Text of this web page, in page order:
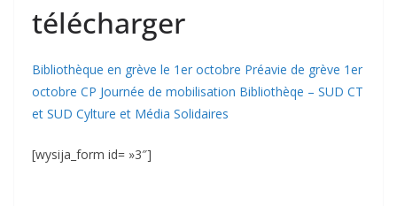
télécharger
Bibliothèque en grève le 1er octobre Préavie de grève 1er
octobre CP Journée de mobilisation Bibliothèqe – SUD CT
et SUD Cylture et Média Solidaires
[wysija_form id= »3″]